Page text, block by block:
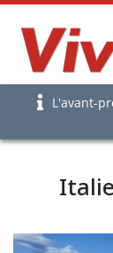
L'avant-